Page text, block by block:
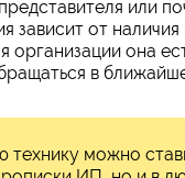
или
от
она
в
технику можно